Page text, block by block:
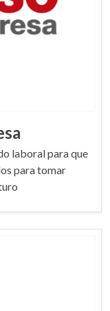
laboral para que
para tomar